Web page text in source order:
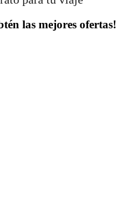
las mejores ofertas!